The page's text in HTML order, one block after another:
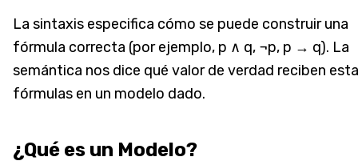
La sintaxis especifica cómo se puede construir una
fórmula correcta (por ejemplo, p ∧ q, ¬p, p → q). La
semántica nos dice qué valor de verdad reciben
fórmulas en un modelo dado.
¿Qué es un Modelo?